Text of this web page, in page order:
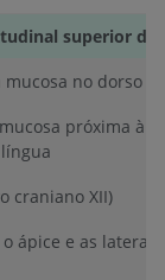
superior da
mucosa no dorso
próxima à
craniano XII)
ápice e as